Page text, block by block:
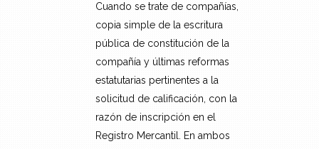
Cuando se trate de compañías,
copia simple de la escritura
pública de constitución de la
compañía y últimas reformas
estatutarias pertinentes a la
solicitud de calificación, con la
razón de inscripción en el
Registro Mercantil. En ambos